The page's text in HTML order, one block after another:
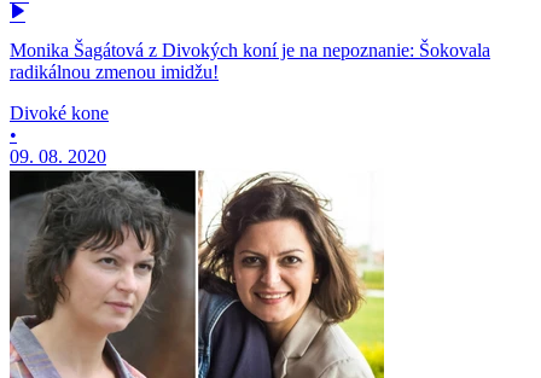
Monika Šagátová z Divokých koní je na nepoznanie: Šokovala
radikálnou zmenou imidžu!
Divoké kone
•
09. 08. 2020